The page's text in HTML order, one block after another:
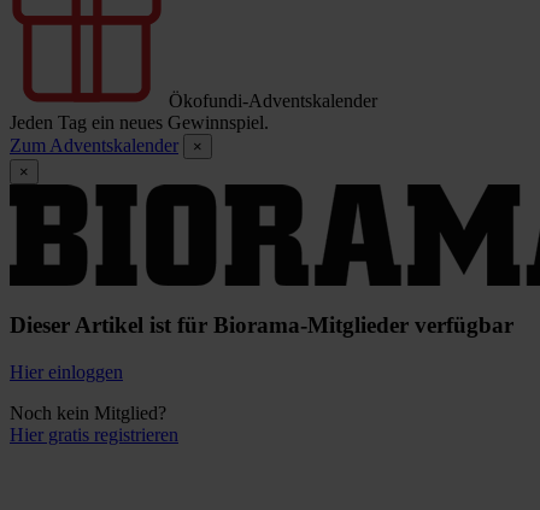
Ökofundi-Adventskalender
Jeden Tag ein neues Gewinnspiel.
Zum Adventskalender
×
×
Dieser Artikel ist für Biorama-Mitglieder verfügbar
Hier einloggen
Noch kein Mitglied?
Hier gratis registrieren